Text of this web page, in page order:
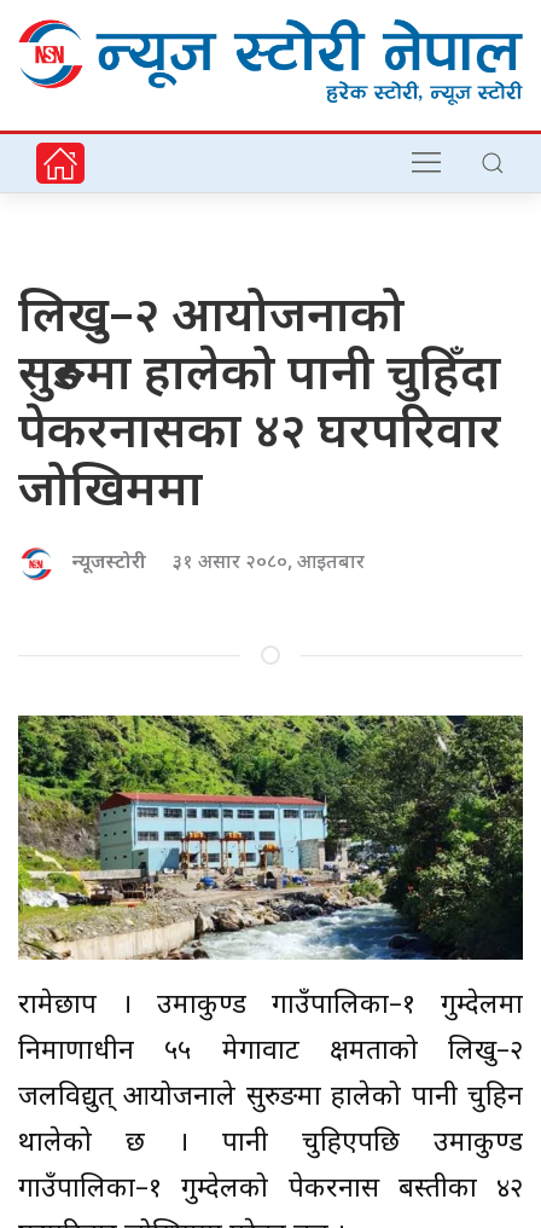
लिखु–२ आयोजनाको
सुरुङमा हालेको पानी चुहिँदा
पेकरनासका ४२ घरपरिवार
जोखिममा
न्यूजस्टोरी ३१ असार २०८०, आइतबार
रामेछाप । उमाकुण्ड गाउँपालिका–१ गुम्देलमा
निर्माणाधीन ५५ मेगावाट क्षमताको लिखु–२
जलविद्युत् आयोजनाले सुरुङमा हालेको पानी चुहिन
थालेको छ । पानी चुहिएपछि उमाकुण्ड
गाउँपालिका–१ गुम्देलको पेकरनास बस्तीका ४२